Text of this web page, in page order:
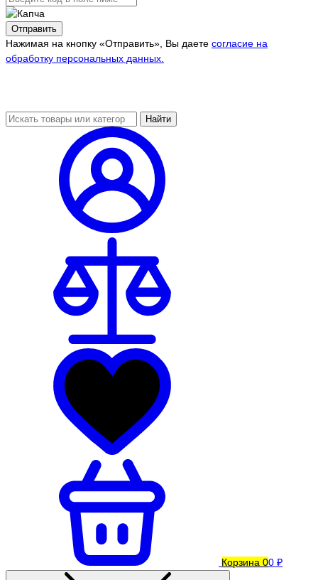
Отправить
Нажимая на кнопку «Отправить», Вы даете согласие на
обработку персональных данных.
Найти
Корзина 00 ₽